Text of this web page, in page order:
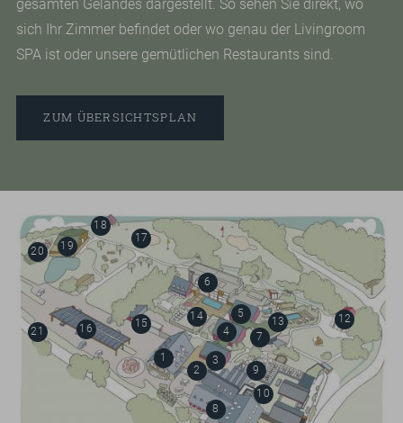
gesamten Geländes dargestellt. So sehen Sie direkt, wo
sich Ihr Zimmer befindet oder wo genau der Livingroom
SPA ist oder unsere gemütlichen Restaurants sind.
ZUM ÜBERSICHTSPLAN
1
2
3
4
5
6
7
8
9
10
12
13
14
15
16
17
18
19
20
21
m²
"
Auf unserem Parkplatz stehen Ihnen E-
Ladesäulen unter modernen Solarcarports
zur Verfügung. So laden Sie Ihr Elektroauto